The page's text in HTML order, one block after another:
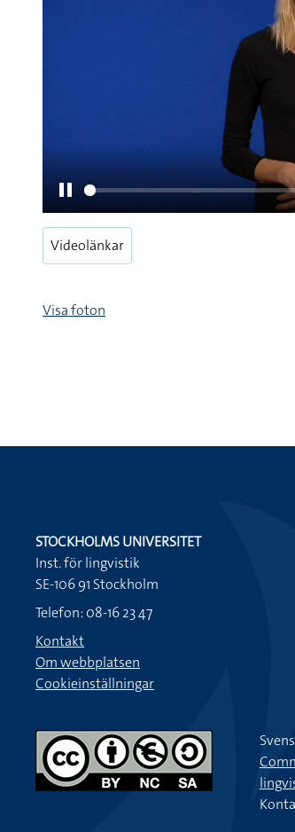
Videolänkar
Visa foton
STOCKHOLMS UNIVERSITET
Inst. för lingvistik
SE-106 91 Stockholm
Telefon: 08-16 23 47
Kontakt
Om webbplatsen
Cookieinställningar